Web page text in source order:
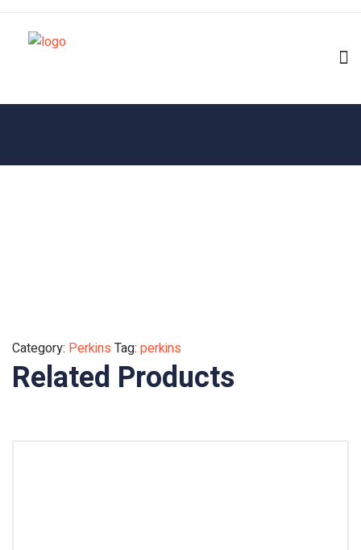
Category: Perkins Tag: perkins
Related Products